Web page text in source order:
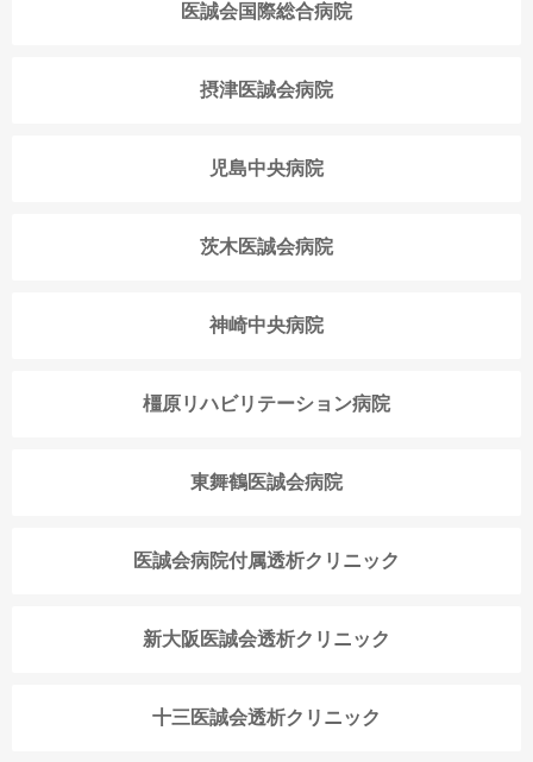
医誠会国際総合病院
摂津医誠会病院
児島中央病院
茨木医誠会病院
神崎中央病院
橿原リハビリテーション病院
東舞鶴医誠会病院
医誠会病院付属透析クリニック
新大阪医誠会透析クリニック
十三医誠会透析クリニック